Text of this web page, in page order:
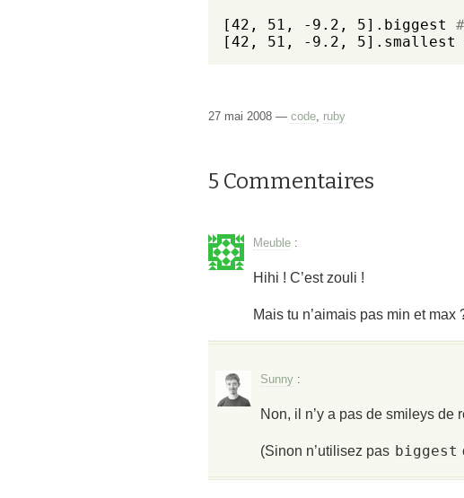
[42, 51, -9.2, 5].biggest
[42, 51, -9.2, 5].smallest
27 mai 2008 — code, ruby
5 Commentaires
Meuble :
Hihi ! C’est zouli !
Mais tu n’aimais pas min et max
Sunny :
Non, il n’y a pas de smileys de
(Sinon n’utilisez pas biggest